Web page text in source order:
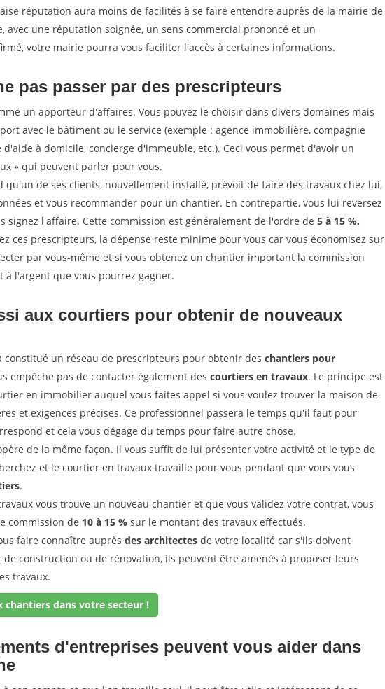
réputation aura moins de facilités à se faire entendre auprès de la mairie de
avec une réputation soignée, un sens commercial prononcé et un
votre mairie pourra vous faciliter l'accès à certaines informations.
pas passer par des prescripteurs
un apporteur d'affaires. Vous pouvez le choisir dans divers domaines mais
avec le bâtiment ou le service (exemple : agence immobilière, compagnie
à domicile, concierge d'immeuble, etc.). Ceci vous permet d'avoir un
» qui peuvent parler pour vous.
qu'un de ses clients, nouvellement installé, prévoit de faire des travaux chez lui,
et vous recommander pour un chantier. En contrepartie, vous lui reversez
signez l'affaire. Cette commission est généralement de l'ordre de 5 à 15 %.
ces prescripteurs, la dépense reste minime pour vous car vous économisez sur
par vous-même et si vous obtenez un chantier important la commission
à l'argent que vous pourrez gagner.
aux courtiers pour obtenir de nouveaux
constitué un réseau de prescripteurs pour obtenir des chantiers pour
empêche pas de contacter également des courtiers en travaux. Le principe est
en immobilier auquel vous faites appel si vous voulez trouver la maison de
et exigences précises. Ce professionnel passera le temps qu'il faut pour
et cela vous dégage du temps pour faire autre chose.
de la même façon. Il vous suffit de lui présenter votre activité et le type de
et le courtier en travaux travaille pour vous pendant que vous vous
.
vous trouve un nouveau chantier et que vous validez votre contrat, vous
commission de 10 à 15 % sur le montant des travaux effectués.
faire connaître auprès des architectes de votre localité car s'ils doivent
construction ou de rénovation, ils peuvent être amenés à proposer leurs
travaux.
chantiers dans votre secteur !
d'entreprises peuvent vous aider dans